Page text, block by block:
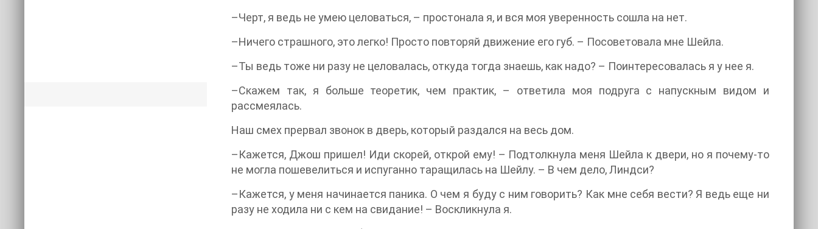
–Черт, я ведь не умею целоваться, – простонала я, и вся моя уверенность сошла на нет.
–Ничего страшного, это легко! Просто повторяй движение его губ. – Посоветовала мне Шейла.
–Ты ведь тоже ни разу не целовалась, откуда тогда знаешь, как надо? – Поинтересовалась я у нее я.
–Скажем так, я больше теоретик, чем практик, – ответила моя подруга с напускным видом и
рассмеялась.
Наш смех прервал звонок в дверь, который раздался на весь дом.
–Кажется, Джош пришел! Иди скорей, открой ему! – Подтолкнула меня Шейла к двери, но я почему-то
не могла пошевелиться и испуганно таращилась на Шейлу. – В чем дело, Линдси?
–Кажется, у меня начинается паника. О чем я буду с ним говорить? Как мне себя вести? Я ведь еще ни
разу не ходила ни с кем на свидание! – Воскликнула я.